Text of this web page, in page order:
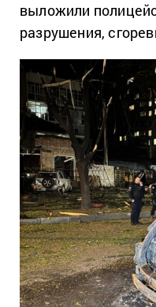
выложили
разрушения,